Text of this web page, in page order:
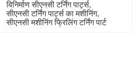
विनिर्माण सीएनसी टर्निंग पार्ट्स,
सीएनसी टर्निंग पार्ट्स का मशीनिंग,
सीएनसी मशीनिंग फ्रिलिंग टर्निंग पार्ट